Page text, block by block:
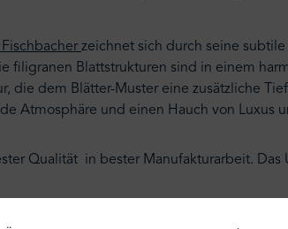
zeichnet sich durch seine
filigranen Blattstrukturen sind in einem
die dem Blätter-Muster eine zusätzliche
Atmosphäre und einen Hauch von Luxus
Qualität in bester Manufakturarbeit.